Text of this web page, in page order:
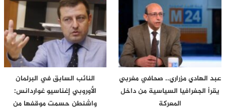
عبد الهادي مزراري.. صحافي مغربي
يقرأ الجغرافيا السياسية من داخل
المعركة
النائب السابق في البرلمان
الأوروبي إغناسيو غواردانس:
واشنطن حسمت موقفها من